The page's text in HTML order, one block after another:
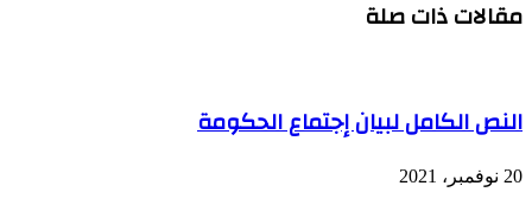
للحقوق
مع
الدولية
مقالات ذات صلة
النص الكامل لبيان إجتماع الحكومة
20 نوفمبر، 2021